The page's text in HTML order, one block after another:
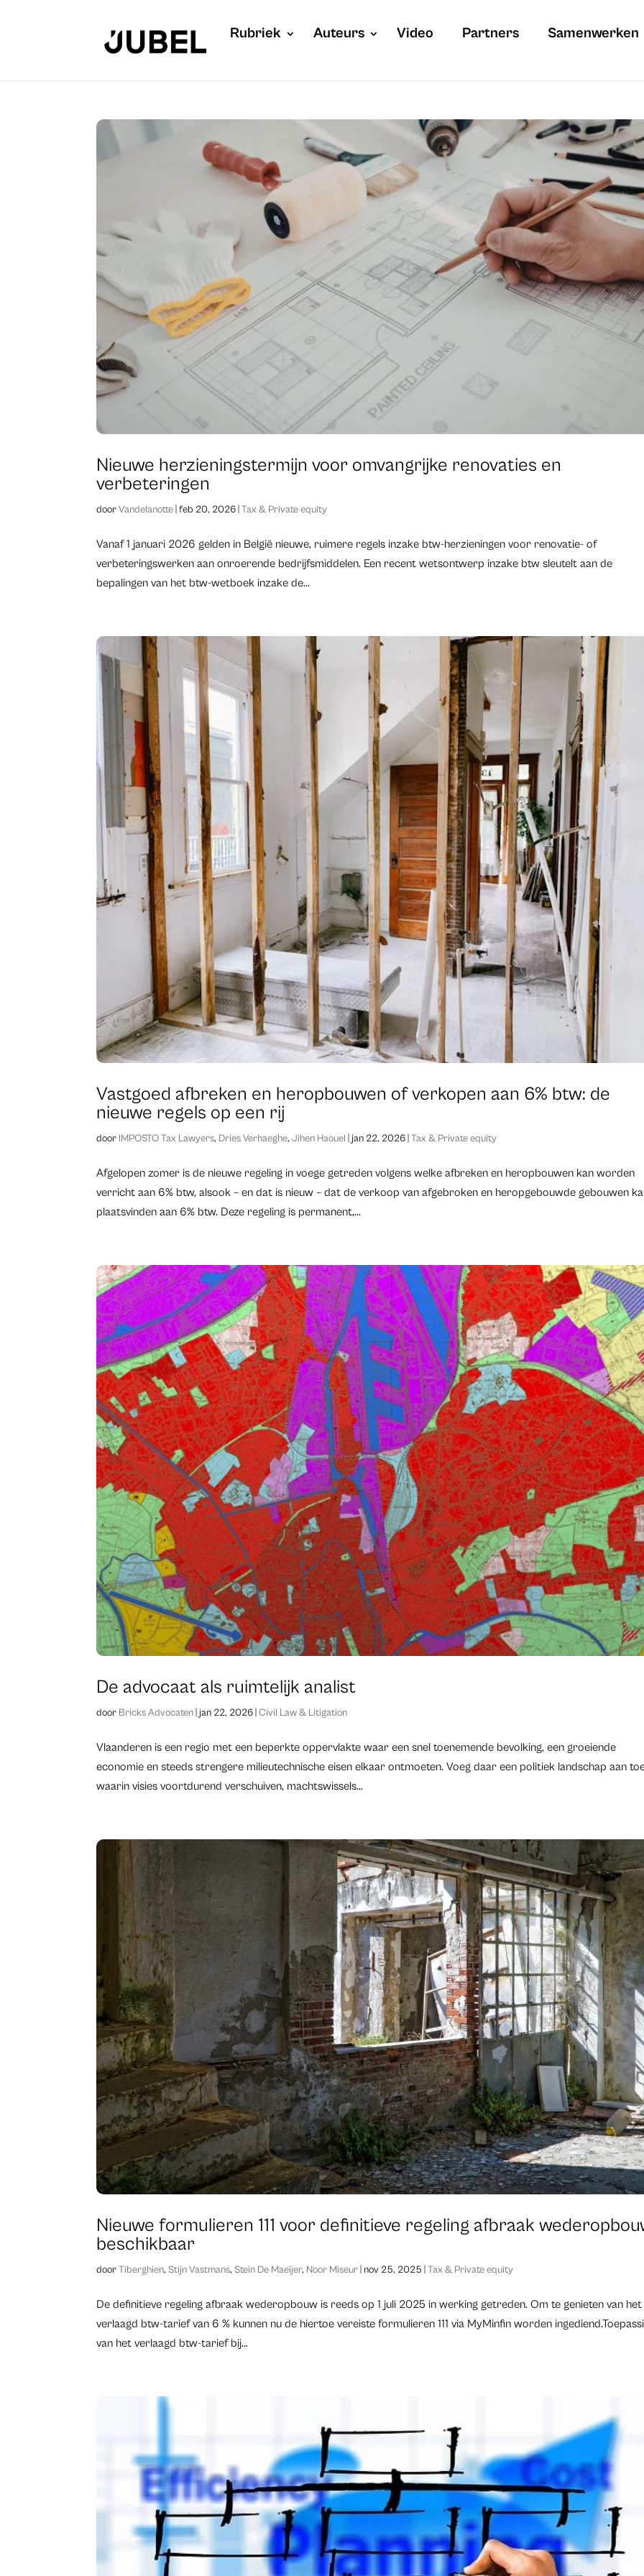
Rubriek Auteurs Video Partners Samenwerken
Nieuwe herzieningstermijn voor omvangrijke renovaties en
verbeteringen
doorVandelanotte |feb 20, 2026 |Tax & Private equity
​Vanaf 1 januari 2026 gelden in België nieuwe, ruimere regels inzake btw-herzieningen voor renovatie- of
verbeteringswerken aan onroerende bedrijfsmiddelen. Een recent wetsontwerp inzake btw sleutelt aan de
bepalingen van het btw-wetboek inzake de...
Vastgoed afbreken en heropbouwen of verkopen aan 6% btw: de
nieuwe regels op een rij
door IMPOSTO Tax Lawyers, Dries Verhaeghe,Jihen Haouel jan 22, 2026 |Tax & Private equity
​Afgelopen zomer is de nieuwe regeling in voege getreden volgens welke afbreken en heropbouwen kan worden
verricht aan 6% btw, alsook – en dat is nieuw – dat de verkoop van afgebroken en heropgebouwde gebouwen
plaatsvinden aan 6% btw. Deze regeling is permanent,...
De advocaat als ruimtelijk analist
door Bricks Advocaten jan 22, 2026 |Civil Law & Litigation
​Vlaanderen is een regio met een beperkte oppervlakte waar een snel toenemende bevolking, een groeiende
economie en steeds strengere milieutechnische eisen elkaar ontmoeten. Voeg daar een politiek landschap aan
waarin visies voortdurend verschuiven, machtswissels...
Nieuwe formulieren 111 voor definitieve regeling afbraak
beschikbaar
doorTiberghien, Stijn Vastmans, Stein De Maeijer, Noor Miseur nov 25, 2025 |Tax & Private equity
​De definitieve regeling afbraak wederopbouw is reeds op 1 juli 2025 in werking getreden. Om te genieten van het
verlaagd btw-tarief van 6 % kunnen nu de hiertoe vereiste formulieren 111 via MyMinfin worden
van het verlaagd btw-tarief bij...